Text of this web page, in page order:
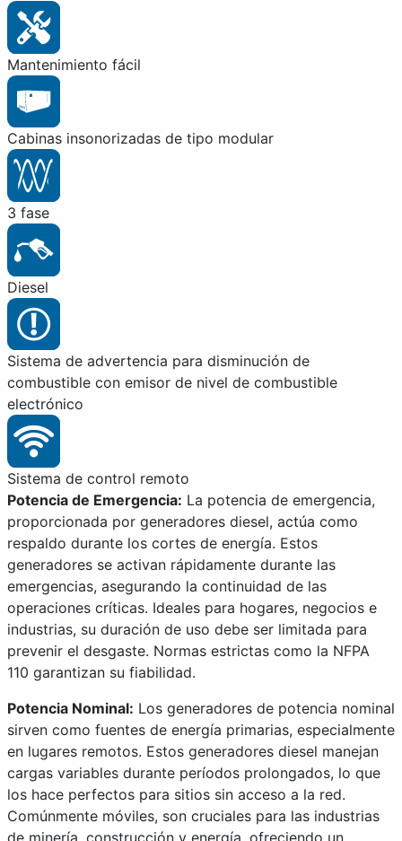
Mantenimiento fácil
Cabinas insonorizadas de tipo modular
3 fase
Diesel
Sistema de advertencia para disminución de
combustible con emisor de nivel de combustible
electrónico
Sistema de control remoto
Potencia de Emergencia: La potencia de emergencia,
proporcionada por generadores diesel, actúa como
respaldo durante los cortes de energía. Estos
generadores se activan rápidamente durante las
emergencias, asegurando la continuidad de las
operaciones críticas. Ideales para hogares, negocios e
industrias, su duración de uso debe ser limitada para
prevenir el desgaste. Normas estrictas como la NFPA
110 garantizan su fiabilidad.
Potencia Nominal: Los generadores de potencia nominal
sirven como fuentes de energía primarias, especialmente
en lugares remotos. Estos generadores diesel manejan
cargas variables durante períodos prolongados, lo que
los hace perfectos para sitios sin acceso a la red.
Comúnmente móviles, son cruciales para las industrias
de minería, construcción y energía, ofreciendo un